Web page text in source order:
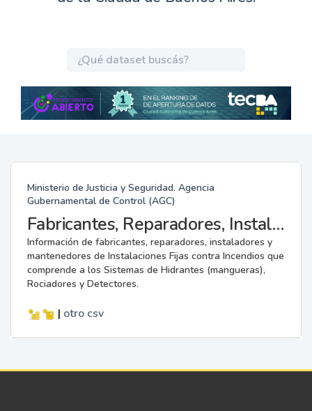
Ministerio de Justicia y Seguridad. Agencia
Gubernamental de Control (AGC)
Fabricantes, Reparadores, Instaladores y Mantenedores de Instalaciones Fijas contra Incendios.
Información de fabricantes, reparadores, instaladores y
mantenedores de Instalaciones Fijas contra Incendios que
comprende a los Sistemas de Hidrantes (mangueras),
Rociadores y Detectores.
| otro csv